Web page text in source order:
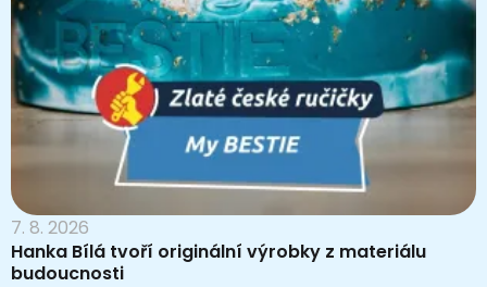
7. 8. 2026
Hanka Bílá tvoří originální výrobky z materiálu
budoucnosti